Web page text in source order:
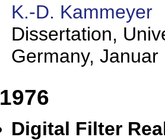
K.-D. Kammeyer
Dissertation,
Germany, Januar
1976
Digital Filter